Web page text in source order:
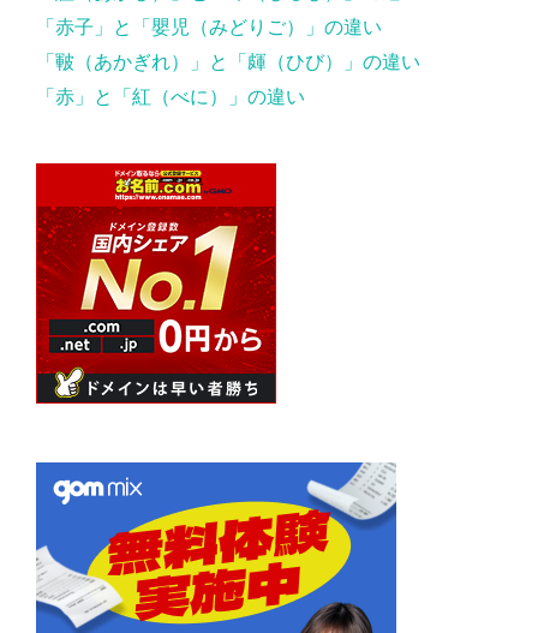
「赤子」と「嬰児（みどりご）」の違い
「皸（あかぎれ）」と「皹（ひび）」の違い
「赤」と「紅（べに）」の違い